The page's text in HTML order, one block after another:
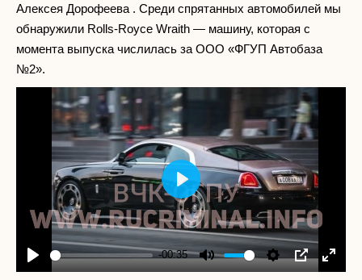
Алексея Дорофеева . Среди спрятанных автомобилей мы
обнаружили Rolls-Royce Wraith — машину, которая с
момента выпуска числилась за ООО «ФГУП Автобаза
№2».
Play
-00:35
Mute SettingsPIP
Enter
Play